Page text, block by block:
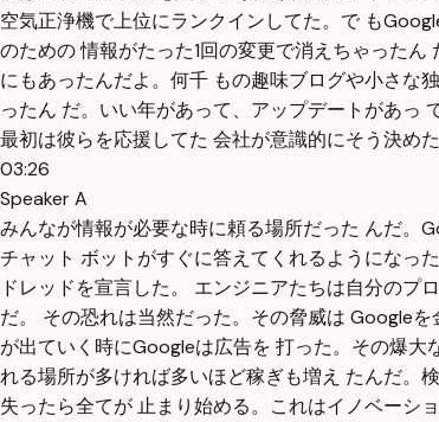
空気正浄機で上位にランクインしてた。で も
のための 情報がたった1回の変更で消えちゃった
にもあったんだよ。何千 もの趣味ブログや小さな
ったん だ。いい年があって、アップデートがあっ
最初は彼らを応援してた 会社が意識的にそう決め
03:26
Speaker A
みんなが情報が必要な時に頼る場所だった んだ。
チャット ボットがすぐに答えてくれるようになっ
ドレッドを宣言した。 エンジニアたちは自分のプ
だ。 その恐れは当然だった。その脅威は Google
が出ていく時にGoogleは広告を 打った。その爆
れる場所が多ければ多いほど稼ぎも増え たんだ。
失ったら全てが 止まり始める。これはイノベーシ